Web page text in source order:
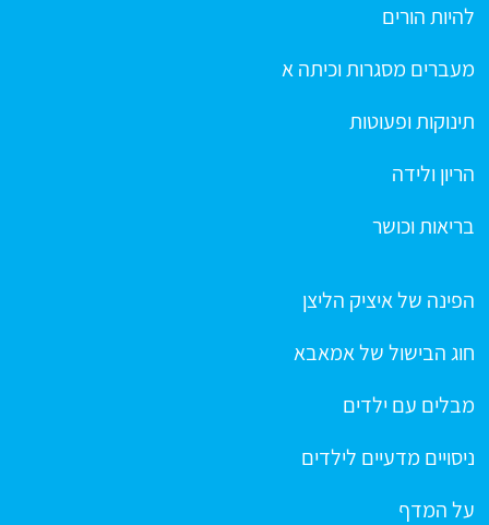
להיות הורים
מעברים מסגרות וכיתה א
תינוקות ופעוטות
הריון ולידה
בריאות וכושר
הפינה של איציק הליצן
חוג הבישול של אמאבא
מבלים עם ילדים
ניסויים מדעיים לילדים
על המדף